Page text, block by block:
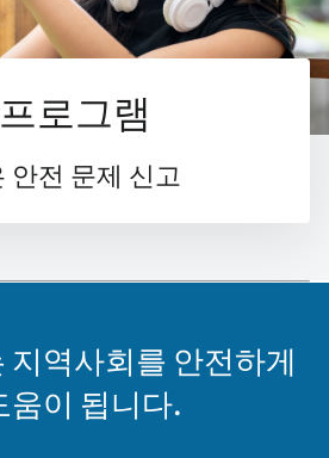
로그램
안전 문제 신고
지역사회를 안전하게
움이 됩니다.